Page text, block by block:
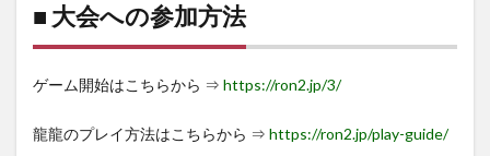
■ 大会への参加方法
ゲーム開始はこちらから ⇒ https://ron2.jp/3/
龍龍のプレイ方法はこちらから ⇒ https://ron2.jp/play-guide/